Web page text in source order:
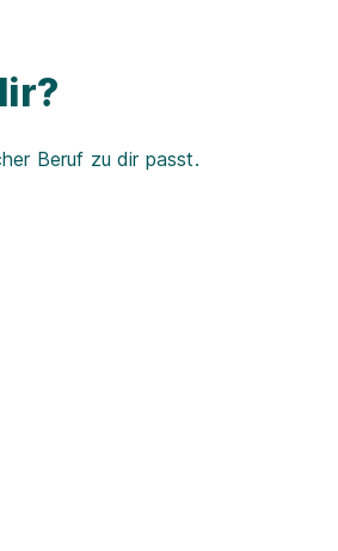
Beruf zu dir passt.